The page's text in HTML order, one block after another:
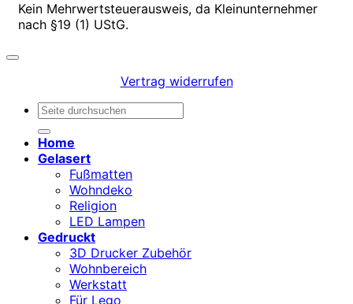
Kein Mehrwertsteuerausweis, da Kleinunternehmer
nach §19 (1) UStG.
Vertrag widerrufen
Suchen
Home
Gelasert
Fußmatten
Wohndeko
Religion
LED Lampen
Gedruckt
3D Drucker Zubehör
Wohnbereich
Werkstatt
Für Lego